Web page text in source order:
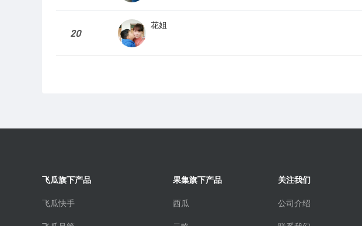
20
花姐
飞瓜旗下产品
飞瓜快手
果集旗下产品
西瓜
关注我们
公司介绍